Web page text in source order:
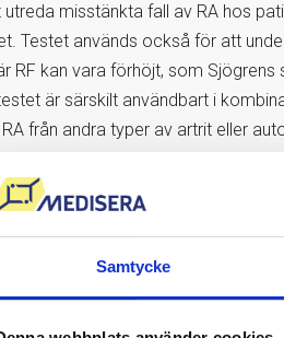
Samtycke
misstänkta fall av RA hos
Testet används också för att
RF kan vara förhöjt, som
är särskilt användbart i
från andra typer av artrit eller
för att bedöma sjukdomens
aktiv eller aggressiv sjukdom.
patienter med sjukdomen inte har
av reumatoid faktor. RF-